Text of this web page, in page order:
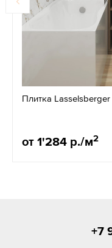
Плитка
от 1'284 р./м2
+7